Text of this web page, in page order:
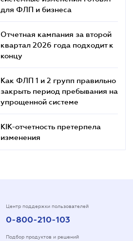
для ФЛП и бизнеса
Отчетная кампания за второй
квартал 2026 года подходит к
концу
Как ФЛП 1 и 2 групп правильно
закрыть период пребывания на
упрощенной системе
КІК-отчетность претерпела
изменения
Центр поддержки пользователей
0-800-210-103
Подбор продуктов и решений